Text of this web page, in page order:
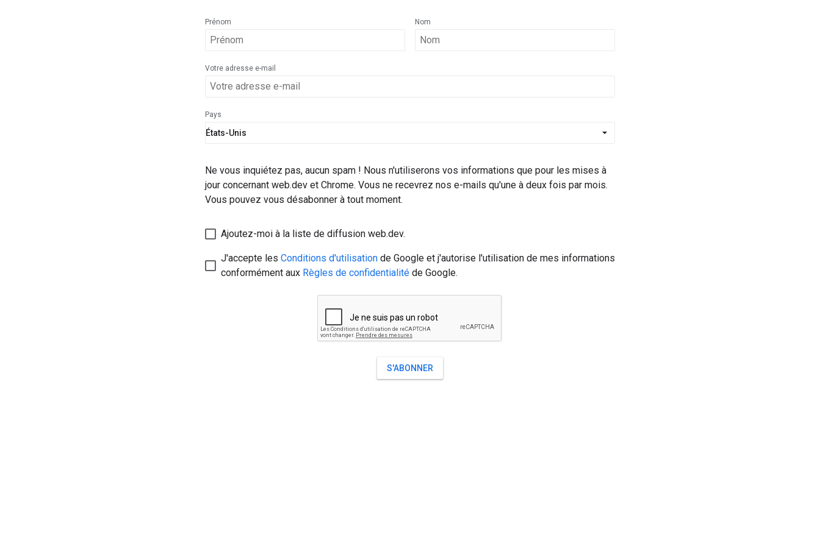
Prénom Nom
Votre adresse e-mail
Pays
Ne vous inquiétez pas, aucun spam ! Nous n'utiliserons vos informations que pour les mises à
jour concernant web.dev et Chrome. Vous ne recevrez nos e-mails qu'une à deux fois par mois.
Vous pouvez vous désabonner à tout moment.
Ajoutez-moi à la liste de diffusion web.dev.
J'accepte les Conditions d'utilisation de Google et j'autorise l'utilisation de mes informations
conformément aux Règles de confidentialité de Google.
S'ABONNER